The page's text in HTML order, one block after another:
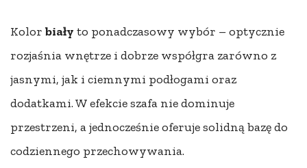
Kolor biały to ponadczasowy wybór – optycznie
rozjaśnia wnętrze i dobrze współgra zarówno z
jasnymi, jak i ciemnymi podłogami oraz
dodatkami. W efekcie szafa nie dominuje
przestrzeni, a jednocześnie oferuje solidną bazę do
codziennego przechowywania.